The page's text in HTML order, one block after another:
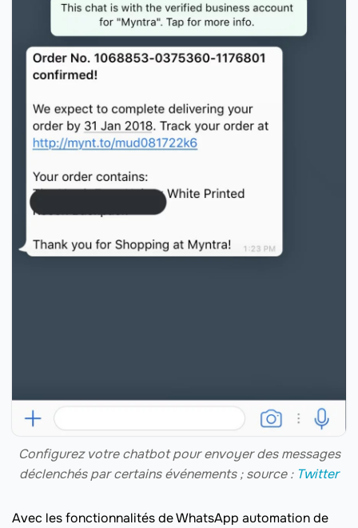
Configurez votre chatbot pour envoyer des messages
déclenchés par certains événements ; source : Twitter
Avec les fonctionnalités de WhatsApp automation de